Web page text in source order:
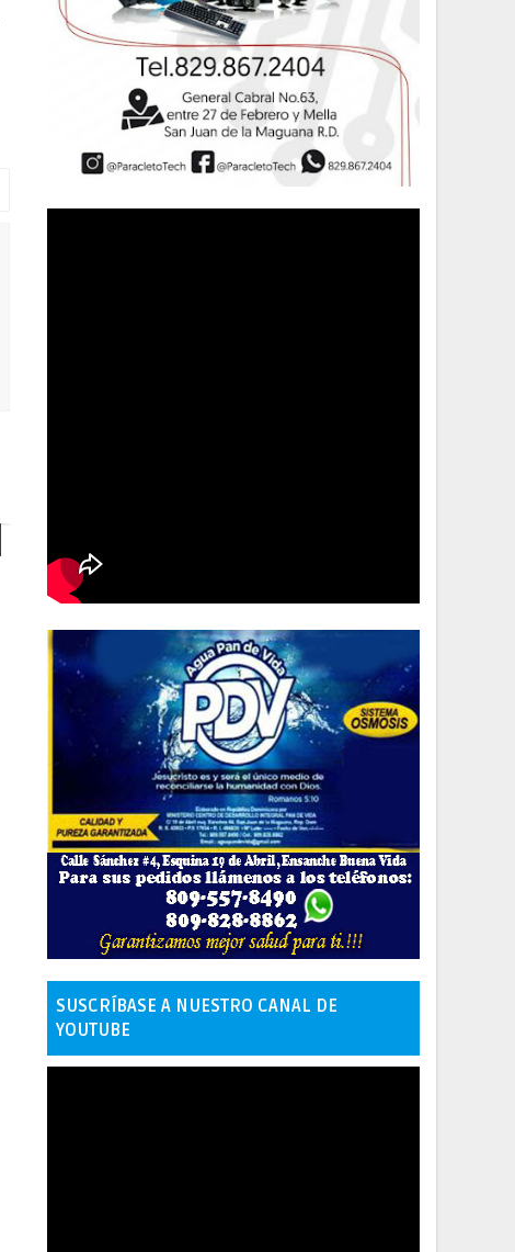
SUSCRÍBASE A NUESTRO CANAL DE
YOUTUBE